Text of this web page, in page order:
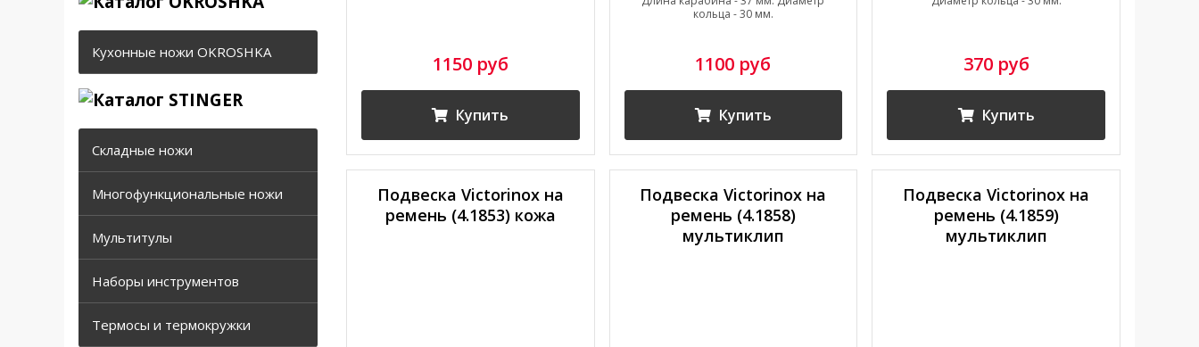
Кухонные ножи OKROSHKA
Складные ножи
Многофункциональные ножи
Мультитулы
Наборы инструментов
Термосы и термокружки
1150 руб
Купить
кольца - 30 мм.
1100 руб
Купить
370 руб
Купить
Подвеска Victorinox на
ремень (4.1853) кожа
Подвеска Victorinox на
ремень (4.1858)
мультиклип
Подвеска Victorinox на
ремень (4.1859)
мультиклип